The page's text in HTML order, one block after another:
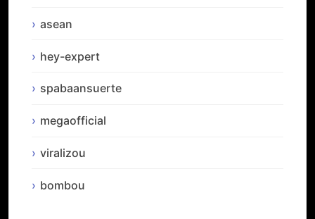
asean
hey-expert
spabaansuerte
megaofficial
viralizou
bombou